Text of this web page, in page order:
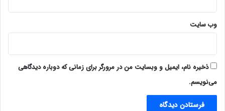
وب‌ سایت
ذخیره نام، ایمیل و وبسایت من در مرورگر برای زمانی که دوباره دیدگاهی
می‌نویسم.